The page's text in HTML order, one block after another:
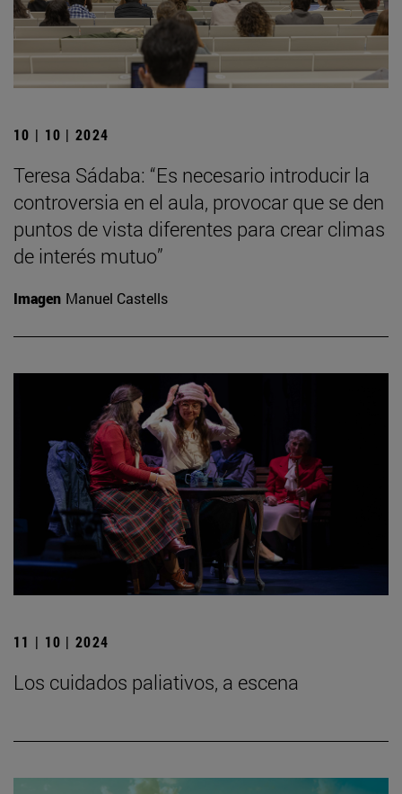
10 | 10 | 2024
Teresa Sádaba: “Es necesario introducir la
controversia en el aula, provocar que se den
puntos de vista diferentes para crear climas
de interés mutuo”
Imagen Manuel Castells
11 | 10 | 2024
Los cuidados paliativos, a escena